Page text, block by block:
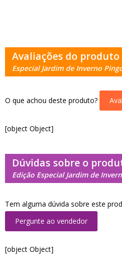
Avaliações do produto
Especial Jardim de Inverno
O que achou deste produto?
[object Object]
Dúvidas sobre o
Edição Especial Jardim de
Tem alguma dúvida sobre este
Pergunte ao vendedor
[object Object]